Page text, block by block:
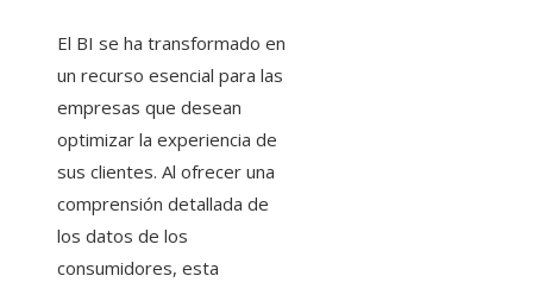
El BI se ha transformado en
un recurso esencial para las
empresas que desean
optimizar la experiencia de
sus clientes. Al ofrecer una
comprensión detallada de
los datos de los
consumidores, esta